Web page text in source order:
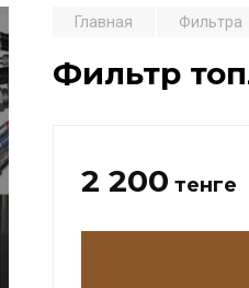
Главная Фильтра
Фильтр
2 200 тенге